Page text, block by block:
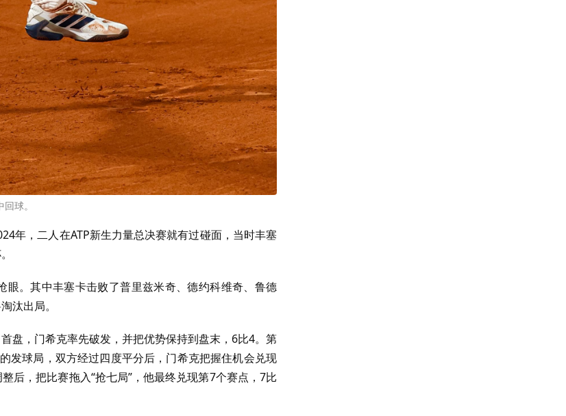
球。
年，二人在ATP新生力量总决赛就有过碰面，当时丰塞
。其中丰塞卡击败了普里兹米奇、德约科维奇、鲁德
汰出局。
盘，门希克率先破发，并把优势保持到盘末， 6比4。第
发球局，双方经过四度平分后，门希克把握住机会兑现
后，把比赛拖入“抢七局”，他最终兑现第7个赛点，7比